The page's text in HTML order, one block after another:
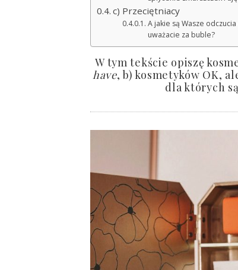
c) Przeciętniacy
A jakie są Wasze
uważacie za buble?
W tym tekście opiszę
have, b) kosmetyków OK,
dla których